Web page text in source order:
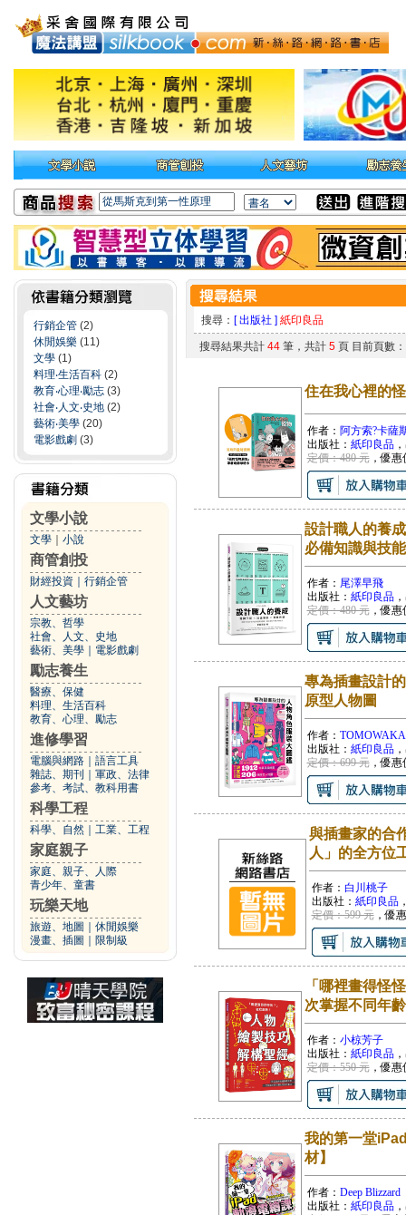
行銷企管 (2)
休閒娛樂 (11)
文學 (1)
料理‧生活百科 (2)
教育‧心理‧勵志 (3)
社會‧人文‧史地 (2)
藝術‧美學 (20)
電影戲劇 (3)
文學小說
文學 小說
商管創投
財經投資 行銷企管
人文藝坊
宗教、哲學
社會、人文、史地
藝術、美學
電影戲劇
勵志養生
醫療、保健
料理、生活百科
教育、心理、勵志
進修學習
電腦與網路
語言工具
雜誌、期刊
軍政、法律
參考、考試、教科用書
科學工程
科學、自然 工業、工程
家庭親子
家庭、親子、人際
青少年、童書
玩樂天地
旅遊、地圖
休閒娛樂
漫畫、插圖
限制級
搜尋： [ 出版社 ] 紙印良品
搜尋結果共計 44筆，共計 5頁 目前頁數
住在我心裡的
作者： 阿方索?卡薩
出版社： 紙印良品
定價：480 元，優惠
設計職人的養
必備知識與技
作者： 尾澤早飛
出版社： 紙印良品
定價：480 元，優惠
專為插畫設計
原型人物圖
作者： TOMOWAKA
出版社： 紙印良品
定價：699 元，優惠
與插畫家的合
人」的全方位
作者： 白川桃子
出版社： 紙印良品
定價：599 元，優
「哪裡畫得怪
次掌握不同年
作者： 小椋芳子
出版社： 紙印良品
定價：550 元，優惠
我的第一堂
材】
作者： Deep Blizzard
出版社： 紙印良品